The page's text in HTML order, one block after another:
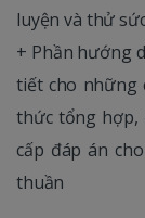
luyện và thử
+ Phần hướng
tiết cho những
thức tổng hợp,
cấp đáp án
thuần